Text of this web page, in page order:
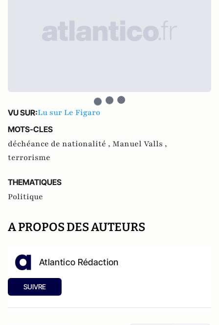
VU SUR:Lu sur Le Figaro
MOTS-CLES
déchéance de nationalité , Manuel Valls ,
terrorisme
THEMATIQUES
Politique
A PROPOS DES AUTEURS
Atlantico Rédaction
SUIVRE